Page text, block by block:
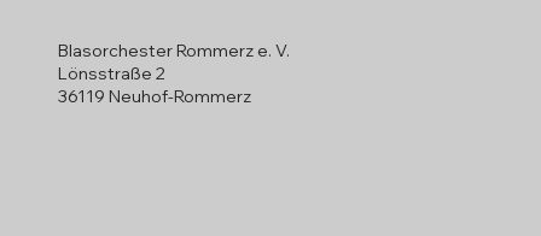
Blasorchester Rommerz e. V.
Lönsstraße 2
36119 Neuhof-Rommerz